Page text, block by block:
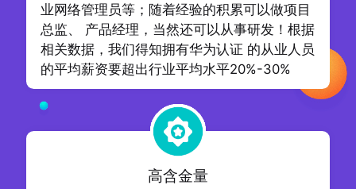
业网络管理员等；随着经验的积累可以做项目
总监、 产品经理，当然还可以从事研发！根据
相关数据，我们得知拥有华为认证 的从业人员
的平均薪资要超出行业平均水平20%-30%
高含金量